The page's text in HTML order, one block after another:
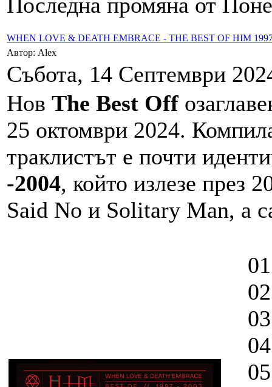
WHEN LOVE & DEATH EMBRACE - THE BEST OF HIM
Автор: Alex
Събота, 14 Септември
Нов The Best Off
25 октомври 2024.
траклистът е почти
-2004, който излезе през
Said No и Solitary Man, а